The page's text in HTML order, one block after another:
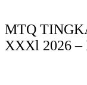
MTQ
XXXl 2026 –